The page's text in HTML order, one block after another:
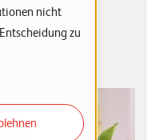
nicht
zu